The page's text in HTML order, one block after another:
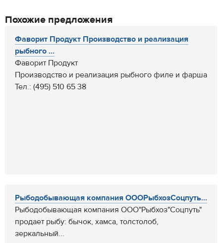
Похожие предложения
Фаворит Продукт Производство и реализация
рыбного ...
Фаворит Продукт
Производство и реализация рыбного филе и фарша
Тел.: (495) 510 65 38
Рыбодобывающая компания ОООРыбхозСоцпуть...
Рыбодобывающая компания ООО"Рыбхоз"Соцпуть"
продает рыбу: бычок, хамса, толстолоб,
зеркальный...